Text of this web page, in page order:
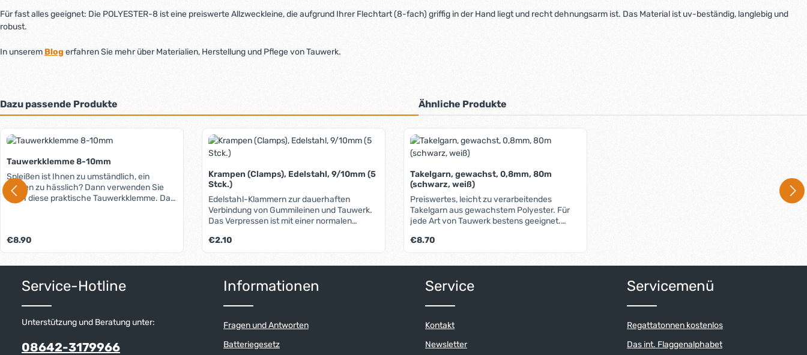
Für fast alles geeignet: Die POLYESTER-8 ist eine preiswerte Allzweckleine, die aufgrund Ihrer Flechtart (8-fach) griffig in der Hand liegt und recht dehnungsarm ist. Das Material ist uv-beständig, langlebig und
robust.
In unserem Blog erfahren Sie mehr über Materialien, Herstellung und Pflege von Tauwerk.
Dazu passende Produkte Ähnliche Produkte
Produktgalerie überspringen
Tauwerkklemme 8-10mm
Spleißen ist Ihnen zu umständlich, ein
Knoten zu hässlich? Dann verwenden Sie
doch diese praktische Tauwerkklemme. Das
jedem geflochtenen oder geschlagenen
Tauwerk ein Auge. Die Klemme besteht aus
Glasfaserverstärkungen. Sie ist völlig
verwenden. Bei der nicht rostenden
Verschraubung gibt es keine
hervorstehenden Muttern oder Schrauben,
Bruch- und Arbeitslasten macht der
Regulärer Preis:
€8.90
Krampen (Clamps), Edelstahl, 9/10mm (5
Stck.)
Edelstahl-Klammern zur dauerhaften
Verbindung von Gummileinen und Tauwerk.
Das Verpressen ist mit einer normalen
sauberes Ergebnis wird jedoch mit einer
speziellen Krampenzange erreicht (siehe
unten "Dazu passende Artikel").
Regulärer Preis:
€2.10
Takelgarn, gewachst, 0,8mm, 80m
(schwarz, weiß)
Preiswertes, leicht zu verarbeitendes
Takelgarn aus gewachstem Polyester. Für
jede Art von Tauwerk bestens geeignet.
Regulärer Preis:
€8.70
Service-Hotline
Unterstützung und Beratung unter:
08642-3179966
Informationen
Fragen und Antworten
Batteriegesetz
Service
Kontakt
Newsletter
Servicemenü
Regattatonnen kostenlos
Das int. Flaggenalphabet